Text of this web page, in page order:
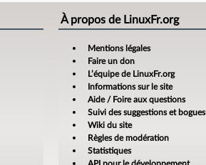
À propos de LinuxFr.org
Mentions légales
Faire un don
L’équipe de LinuxFr.org
Informations sur le site
Aide / Foire aux questions
Suivi des suggestions et bogues
Wiki du site
Règles de modération
Statistiques